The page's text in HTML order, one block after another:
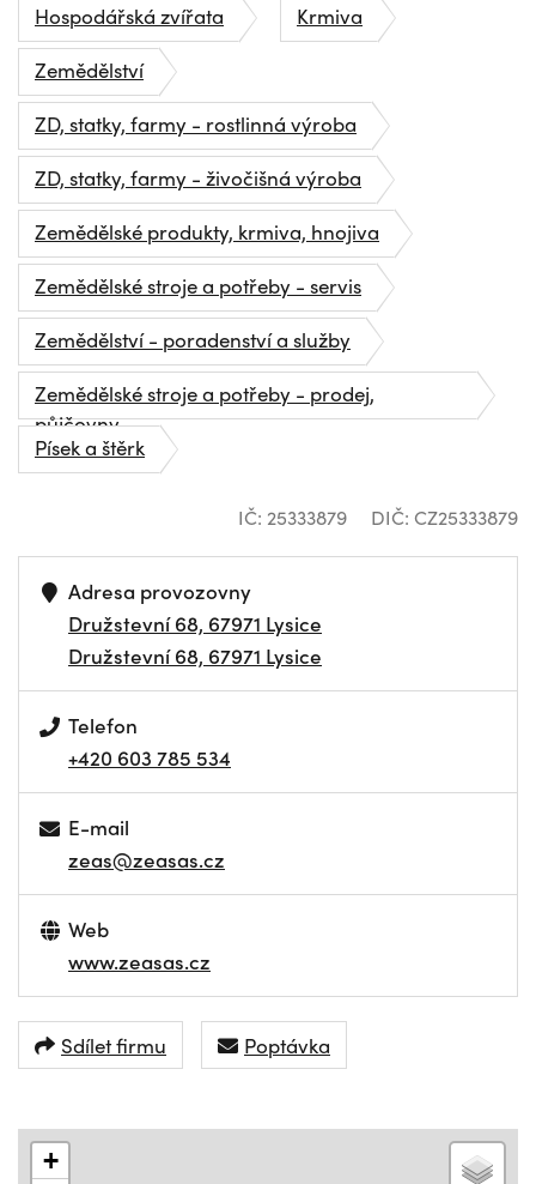
Hospodářská zvířata
Krmiva
Zemědělství
ZD, statky, farmy - rostlinná výroba
ZD, statky, farmy - živočišná výroba
Zemědělské produkty, krmiva, hnojiva
Zemědělské stroje a potřeby - servis
Zemědělství - poradenství a služby
Zemědělské stroje a potřeby - prodej,
půjčovny
Písek a štěrk
IČ: 25333879 DIČ: CZ25333879
Adresa provozovny
Družstevní 68, 67971 Lysice
Družstevní 68, 67971 Lysice
Telefon
+420 603 785 534
E-mail
zeas@zeasas.cz
Web
www.zeasas.cz
Sdílet firmu Poptávka
+